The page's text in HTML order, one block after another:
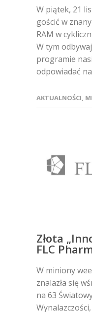
W piątek, 21
gościć w
RAM w
W tym
programie
odpowiadać
AKTUALNOŚCI,
Złota
FLC
W miniony
znalazła się
na 63